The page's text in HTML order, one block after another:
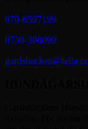
070-6597199
0730-396099